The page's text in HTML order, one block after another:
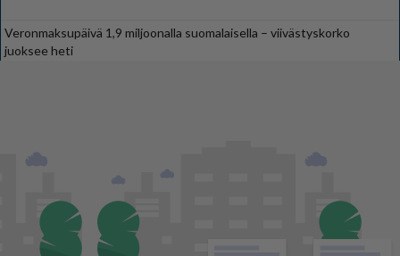
Veronmaksupäivä 1,9 miljoonalla suomalaisella – viivästyskorko
juoksee heti